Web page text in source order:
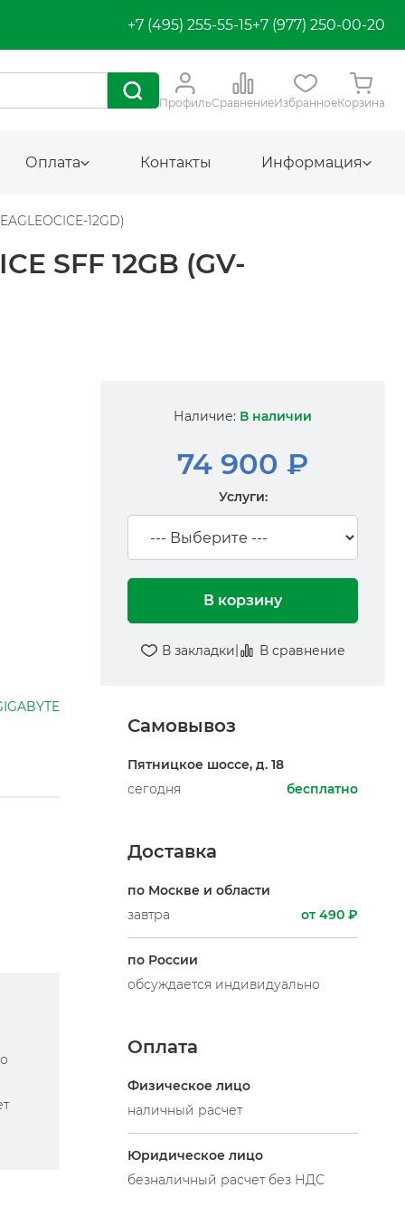
+7 (495) 255-55-15+7 (977) 250-00-20
ПрофильСравнениеИзбранноеКорзина
Оплата Контакты Информация
12GD)
SFF 12GB (GV-
Наличие: В наличии
74 900 ₽
Услуги:
В корзину
В закладки| В сравнение
Самовывоз
Пятницкое шоссе, д. 18
сегодня
бесплатно
Доставка
по Москве и области
завтра
от 490 ₽
по России
обсуждается индивидуально
Оплата
Физическое лицо
наличный расчет
Юридическое лицо
безналичный расчет без НДС